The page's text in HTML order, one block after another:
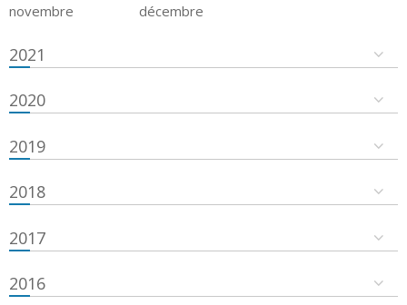
novembre
décembre
2021
2020
2019
2018
2017
2016